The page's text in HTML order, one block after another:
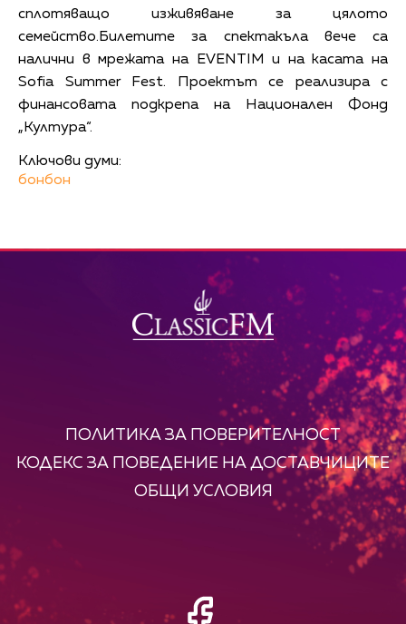
сплотяващо изживяване за цялото
семейство.Билетите за спектакъла вече са
налични в мрежата на EVENTIM и на касата на
Sofia Summer Fest. Проектът се реализира с
финансовата подкрепа на Национален Фонд
„Култура“.
Ключови думи:
бонбон
ПОЛИТИКА ЗА ПОВЕРИТЕЛНОСТ
КОДЕКС ЗА ПОВЕДЕНИЕ НА ДОСТАВЧИЦИТЕ
ОБЩИ УСЛОВИЯ